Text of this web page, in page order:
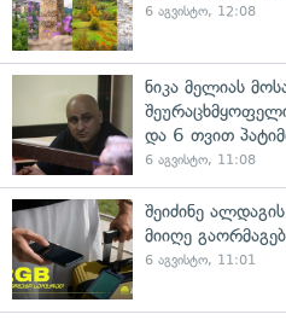
6 აგვისტო, 12:08
ნიკა მელიას
და 6 თვით
6 აგვისტო, 11:08
შეიძინე
მიიღე
6 აგვისტო, 11:01